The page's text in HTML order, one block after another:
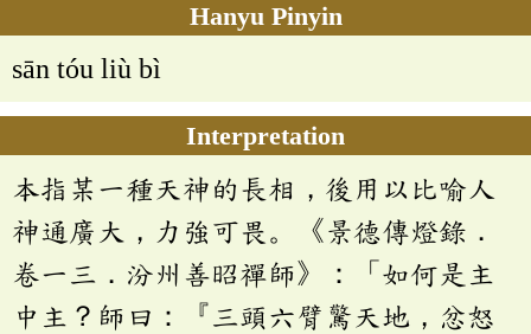
Hanyu Pinyin
sān tóu liù bì
Interpretation
本指某一種天神的長相，後用以比喻人
神通廣大，力強可畏。《景德傳燈錄．
卷一三．汾州善昭禪師》：「如何是主
中主？師曰：『三頭六臂驚天地，忿怒